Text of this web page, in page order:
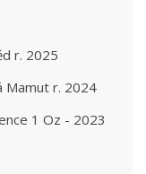
r. 2025
Mamut r. 2024
1 Oz - 2023